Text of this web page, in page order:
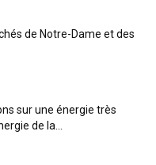
de Notre-Dame et des
sur une énergie très
de la...